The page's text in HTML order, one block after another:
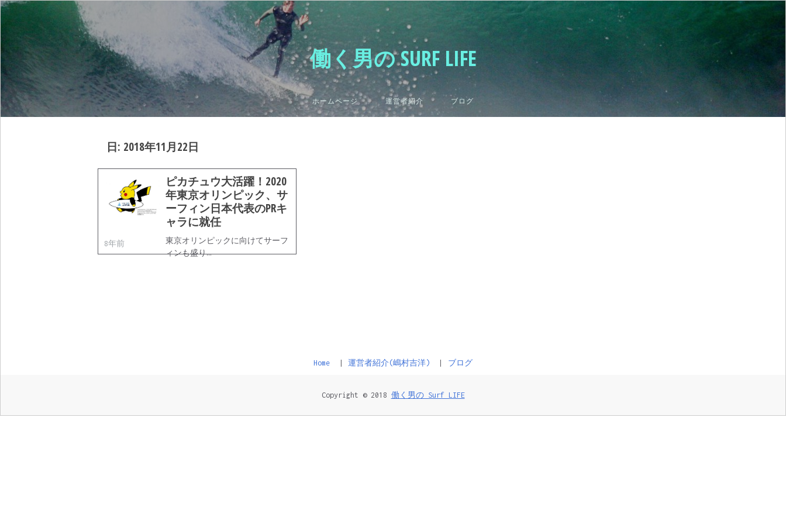
働く男の SURF LIFE
ホームページ 運営者紹介 ブログ
日: 2018年11月22日
8年前
ピカチュウ大活躍！2020
年東京オリンピック、サ
ーフィン日本代表のPRキ
ャラに就任
東京オリンピックに向けてサーフ
ィンも盛り…
Home 運営者紹介(嶋村吉洋) ブログ
Copyright © 2018 働く男の Surf LIFE